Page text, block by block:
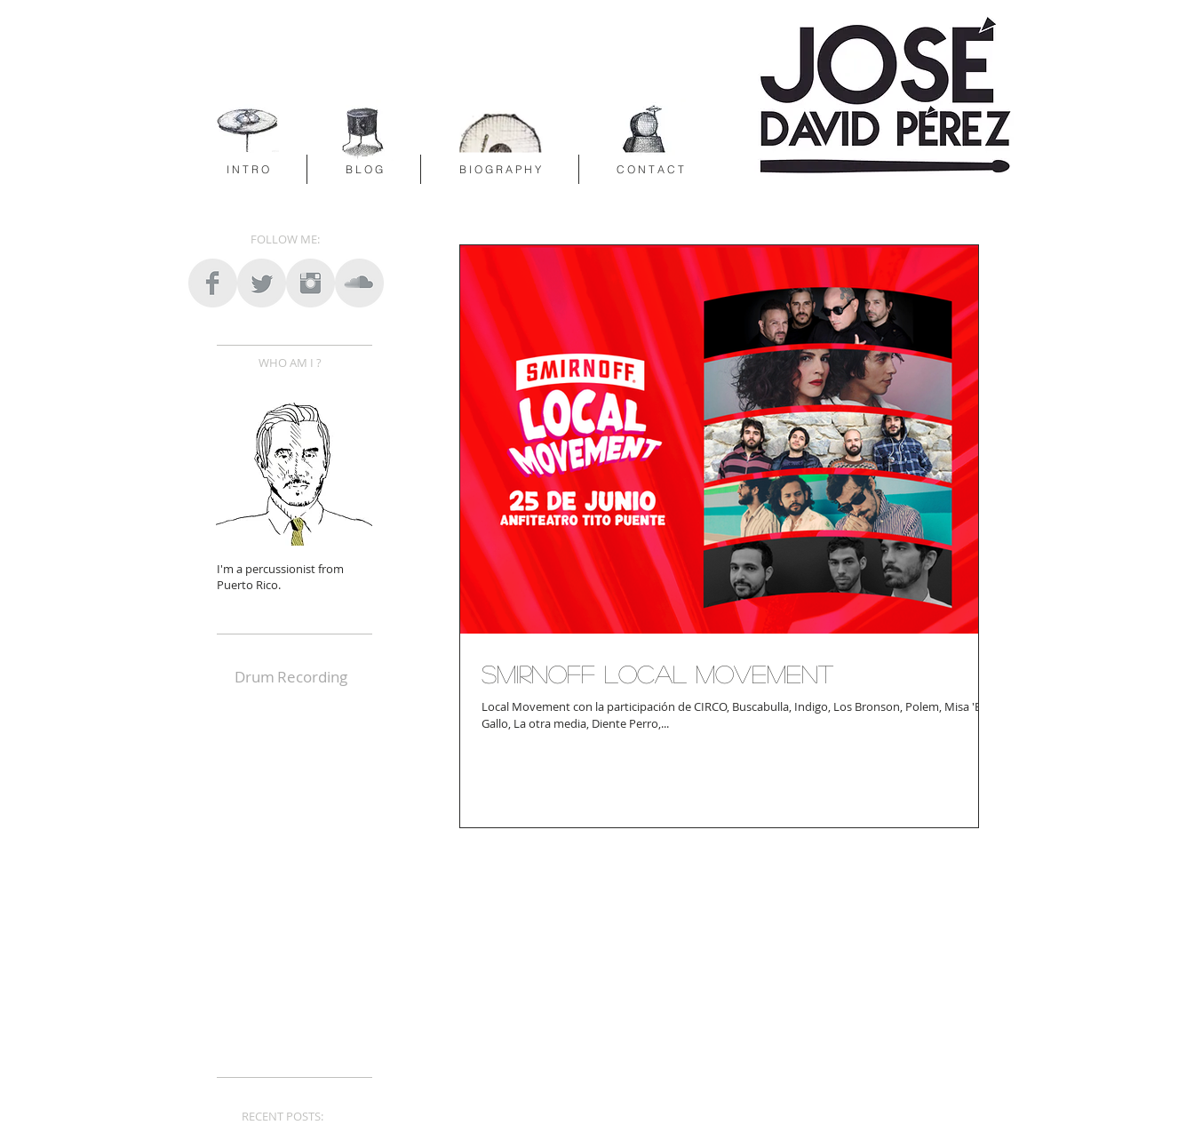
I N T R O B L O G B I O G R A P H Y C O N T A C T
WHO AM I ?
I'm a percussionist from
Puerto Rico.
RECENT POSTS:
Smirnoff Local Movement
Local Movement con la participación de CIRCO, Buscabulla, Indigo, Los Bronson, Polem, Misa 'E
Gallo, La otra media, Diente Perro,...
FOLLOW ME:
Drum Recording